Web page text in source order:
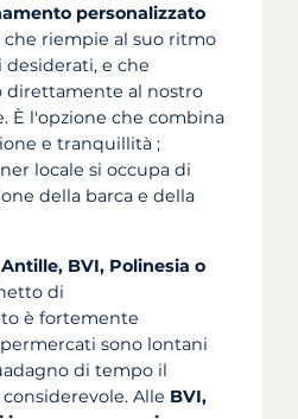
personalizzato
che riempie al suo ritmo
e che
direttamente al nostro
È l'opzione che combina
e tranquillità ;
locale si occupa di
della barca e della
Antille, BVI, Polinesia o
di
è fortemente
sono lontani
di tempo il
Alle BVI,